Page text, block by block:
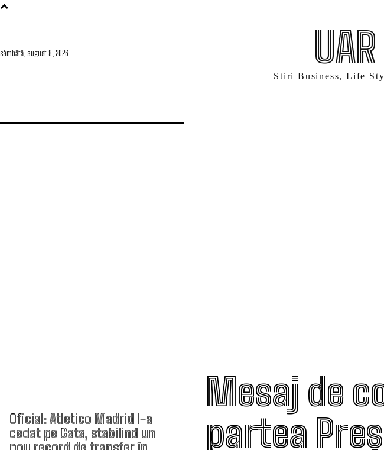
sâmbătă, august 8, 2026
Stiri Business, Life
Oficial: Atletico Madrid l-a
cedat pe Gata, stabilind un
Mesaj de
partea